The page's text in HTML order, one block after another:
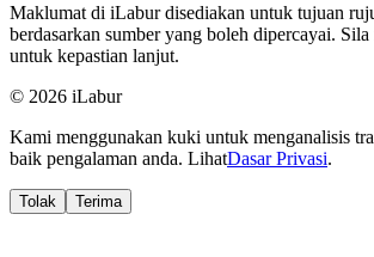
Maklumat di iLabur disediakan untuk tujuan
berdasarkan sumber yang boleh dipercayai.
untuk kepastian lanjut.
© 2026 iLabur
Kami menggunakan kuki untuk menganalisis
baik pengalaman anda. LihatDasar Privasi.
Tolak Terima